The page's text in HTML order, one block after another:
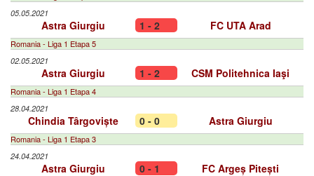
05.05.2021
Astra Giurgiu 1 - 2 FC UTA Arad
Romania - Liga 1 Etapa 5
02.05.2021
Astra Giurgiu 1 - 2 CSM Politehnica Iaşi
Romania - Liga 1 Etapa 4
28.04.2021
Chindia Târgoviște 0 - 0 Astra Giurgiu
Romania - Liga 1 Etapa 3
24.04.2021
Astra Giurgiu 0 - 1 FC Argeș Pitești